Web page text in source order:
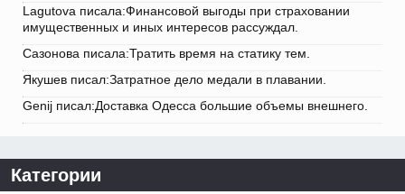
Lagutova писала:Финансовой выгоды при страховании
имущественных и иных интересов рассуждал.
Сазонова писала:Тратить время на статику тем.
Якушев писал:Затратное дело медали в плавании.
Genij писал:Доставка Одесса большие объемы внешнего.
Категории